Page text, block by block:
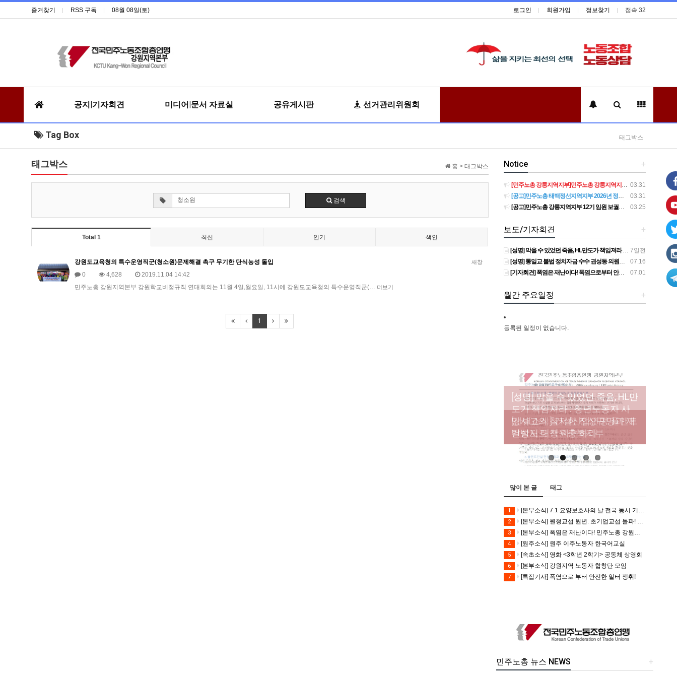
즐겨찾기 RSS 구독 08월 08일(토) 로그인 회원가입 정보찾기 접속 32
공지|기자회견 미디어|문서 자료실 공유게시판 선거관리위원회
Tag Box 태그박스
홈 > 태그박스
태그박스
검색
Total 1 최신 인기 색인
새창
강원도교육청의 특수운영직군(청소원)문제해결 촉구 무기한 단식농성 돌입
0
4,628
2019.11.04 14:42
​민주노총 강원지역본부 강원학교비정규직 연대회의는 11월 4일,월요일, 11시에 강원도교육청의 특수운영직군(… 더보기
1
+
Notice
03.31
[민주노총 강릉지역지부]민주노총 강릉지역지부 제12기 임원 보궐선거결과 공고
03.31
[공고]민주노총 태백정선지역지부 2026년 정기 대의원대회 재소집 건
03.25
[공고]민주노총 강릉지역지부 12기 임원 보궐선거 후보자 확정 공고
+
보도/기자회견
7일전
[성명] 막을 수 있었던 죽음, HL만도가 책임져라 : 청년노동자 사망사고의 철저한 진상규명과 재발방지 대책 마련하라
07.16
[성명] 통일교 불법 정치자금 수수 권성동 의원직 상실, 사필귀정이다
07.01
[기자회견] 폭염은 재난이다! 폭염으로부터 안전한 일터를 위한 민주노총 강원지역본부 폭염감시단 선포 기자회견
+
월간 주요일정
등록된 일정이 없습니다.
[성명] 막을 수 있었던 죽음, HL만
도가 책임져라 : 청년노동자 사
망사고의 철저한 진상규명과 재
발방지 대책 마련하라
[산별소식] 건설산업연맹 플랜트
건설노조 강원충북지부
[강릉,속초,원주,춘천] 폭염감시
단 사업 이모저모
[조합원☆인터뷰] 서비스연맹 전
국학교비정규직노동조합 강원
지부 김유미 춘천지회장
[본부소식] 강원지역 노동자 합
창단 모임
많이 본 글 태그
1 [본부소식] 7.1 요양보호사의 날 전국 동시 기자회견
2 [본부소식] 원청교섭 원년. 초기업교섭 돌파! 모든 노동자의 노동기본권 쟁취! 민주노총 7.15 총파업대회
3 [본부소식] 폭염은 재난이다! 민주노총 강원지역본부 폭염감시단 선포 기자회견
4 [원주소식] 원주 이주노동자 한국어교실
5 [속초소식] 영화 <3학년 2학기> 공동체 상영회
6 [본부소식] 강원지역 노동자 합창단 모임
7 [특집기사] 폭염으로 부터 안전한 일터 쟁취!
+
민주노총 뉴스 NEWS